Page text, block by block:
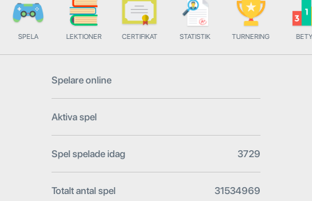
SPELA LEKTIONER CERTIFIKAT STATISTIK TURNERING
Spelare online
Aktiva spel
Spel spelade idag 3729
Totalt antal spel 31534969